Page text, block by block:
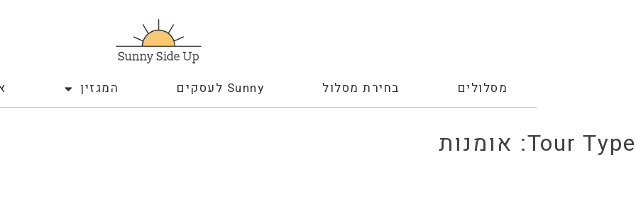
מסלולים בחירת מסלול Sunny לעסקים המגזין
Tour Type: אומנות